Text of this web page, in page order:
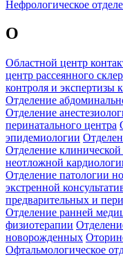
Нефрологическое
О
Областной центр
центр рассеянного
контроля и экспертизы
Отделение
Отделение
перинатального центра
эпидемиологии
Отделение
неотложной
Отделение патологии
экстренной
предварительных и
Отделение ранней
физиотерапии
новорожденных
Офтальмологическое